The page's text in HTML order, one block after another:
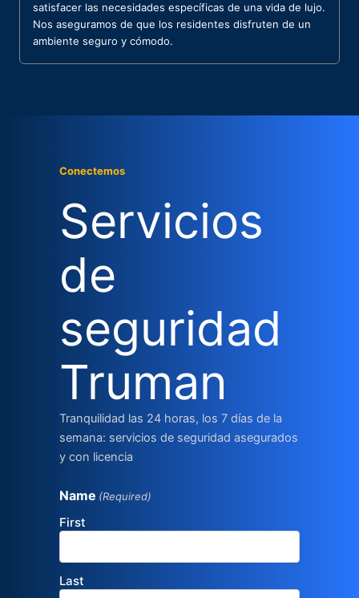
satisfacer las necesidades específicas de una vida de lujo.
Nos aseguramos de que los residentes disfruten de un
ambiente seguro y cómodo.
Conectemos
Servicios
de
seguridad
Truman
Tranquilidad las 24 horas, los 7 días de la
semana: servicios de seguridad asegurados
y con licencia
Name (Required)
First
Last